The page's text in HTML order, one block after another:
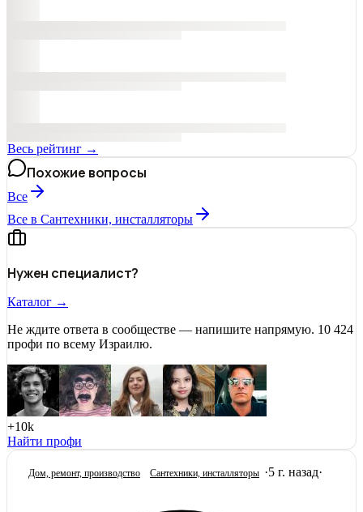
Весь рейтинг →
Похожие вопросы
Все
Все в Сантехники, инсталляторы
Нужен специалист?
Каталог →
Не ждите ответа в сообществе — напишите напрямую. 10 424
профи по всему Израилю.
+10k
Найти профи
Дом, ремонт, производство Сантехники, инсталляторы ·5 г. назад·